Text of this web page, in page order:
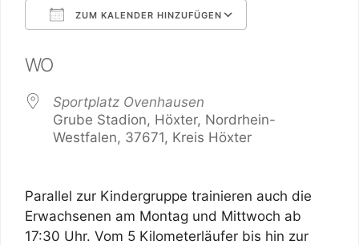
ZUM KALENDER HINZUFÜGEN
WO
Sportplatz Ovenhausen
Grube Stadion, Höxter, Nordrhein-
Westfalen, 37671, Kreis Höxter
Parallel zur Kindergruppe trainieren auch die
Erwachsenen am Montag und Mittwoch ab
17:30 Uhr. Vom 5 Kilometerläufer bis hin zur